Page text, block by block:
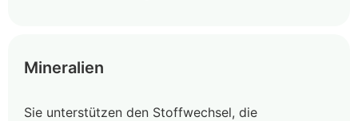
Mineralien
Sie unterstützen den Stoffwechsel, die